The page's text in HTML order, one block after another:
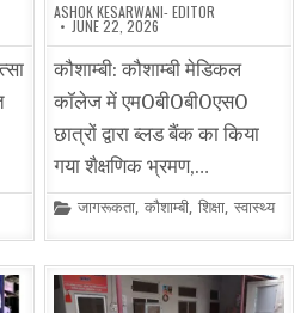
ASHOK KESARWANI- EDITOR
JUNE 22, 2026
कौशाम्बी: कौशाम्बी मेडिकल
कॉलेज में एम0बी0बी0एस0
छात्रों द्वारा ब्लड बैंक का किया
गया शैक्षणिक भ्रमण,…
Posted
जागरूकता,कौशाम्बी,शिक्षा,स्वास्थ्य